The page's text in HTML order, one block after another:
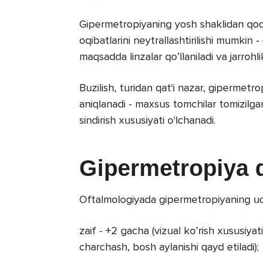
Gipermetropiyaning yosh shaklidan
oqibatlarini neytrallashtirilishi mumkin
maqsadda linzalar qo’llaniladi va
Buzilish, turidan qat'i nazar,
aniqlanadi - maxsus tomchilar
sindirish xususiyati o'lchanadi.
Gipermetropiya
Oftalmologiyada gipermetropiyaning
zaif - +2 gacha (vizual ko’rish
charchash, bosh aylanishi qayd etiladi);